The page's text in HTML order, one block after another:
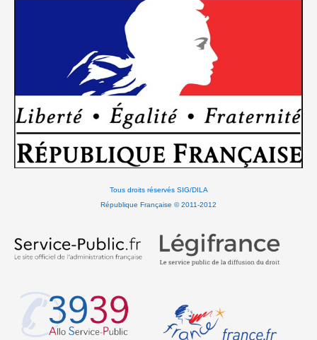
Tous droits réservés SIG/DILA
République Française © 2011-2012